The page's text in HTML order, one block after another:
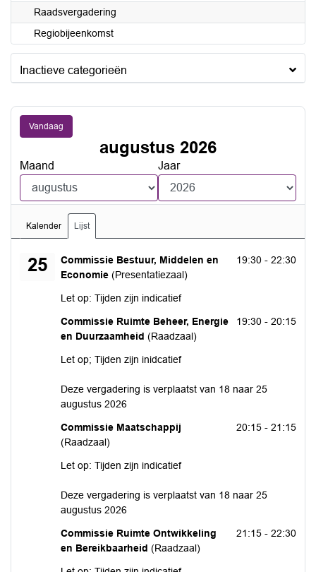
Raadsvergadering
Regiobijeenkomst
Inactieve categorieën
Vandaag
augustus 2026
Maand Jaar
Kalender Lijst
25
Commissie Bestuur, Middelen en
Economie (Presentatiezaal)
dinsdag 25 augustus 2026 19:30 - 22:30
Let op: Tijden zijn indicatief
Commissie Ruimte Beheer, Energie
en Duurzaamheid (Raadzaal)
dinsdag 25 augustus 2026 19:30 - 20:15
Let op; Tijden zijn inidcatief
Deze vergadering is verplaatst van 18 naar 25
augustus 2026
Commissie Maatschappij
(Raadzaal)
dinsdag 25 augustus 2026 20:15 - 21:15
Let op: Tijden zijn indicatief
Deze vergadering is verplaatst van 18 naar 25
augustus 2026
Commissie Ruimte Ontwikkeling
en Bereikbaarheid (Raadzaal)
dinsdag 25 augustus 2026 21:15 - 22:30